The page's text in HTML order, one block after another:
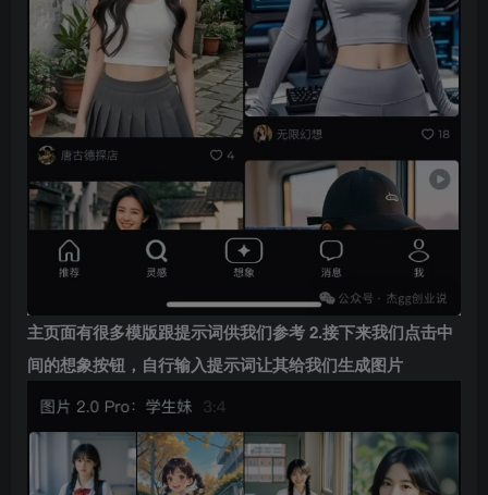
主页面有很多模版跟提示词供我们参考2.接下来我们点击中
间的想象按钮，自行输入提示词让其给我们生成图片